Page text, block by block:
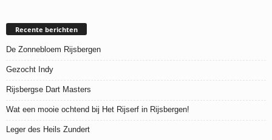
Recente berichten
De Zonnebloem Rijsbergen
Gezocht Indy
Rijsbergse Dart Masters
Wat een mooie ochtend bij Het Rijserf in Rijsbergen!
Leger des Heils Zundert